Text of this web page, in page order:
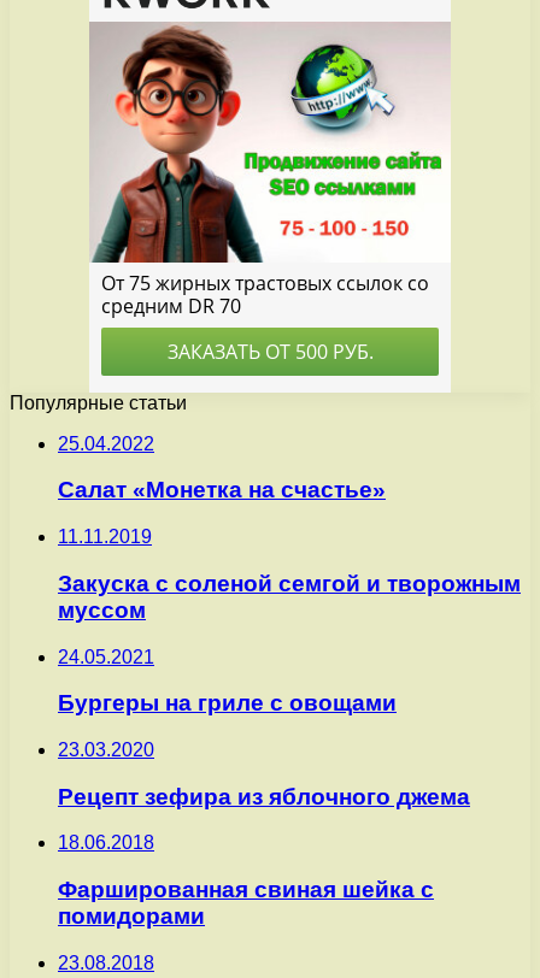
Популярные статьи
25.04.2022
Салат «Монетка на счастье»
11.11.2019
Закуска с соленой семгой и творожным
муссом
24.05.2021
Бургеры на гриле с овощами
23.03.2020
Рецепт зефира из яблочного джема
18.06.2018
Фаршированная свиная шейка с
помидорами
23.08.2018